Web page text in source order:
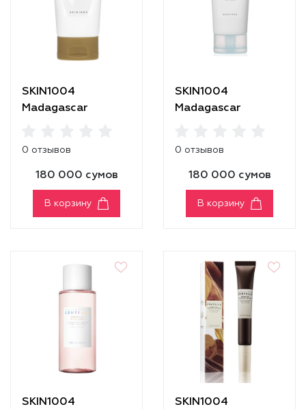
SKIN1004
Madagascar
0 отзывов
180 000 сумов
В корзину
SKIN1004
Madagascar
0 отзывов
180 000 сумов
В корзину
SKIN1004
SKIN1004